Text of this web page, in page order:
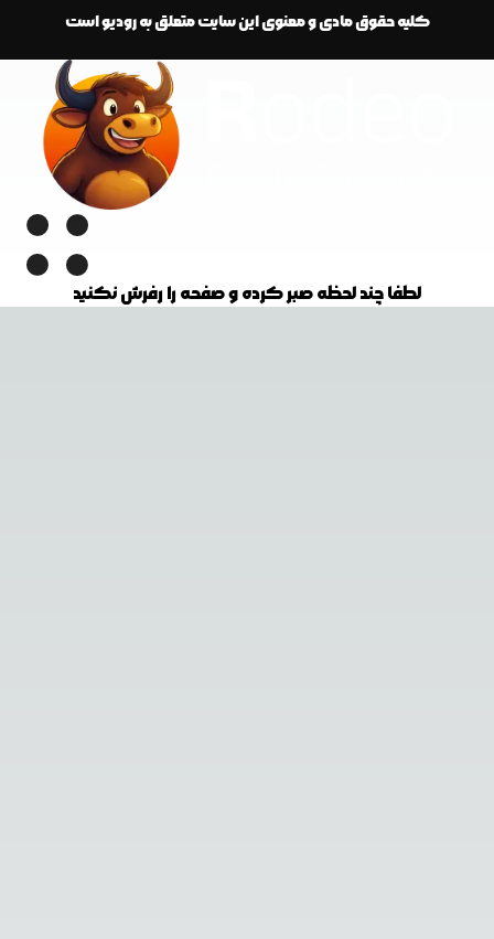
کلیه حقوق مادی و معنوی این سایت متعلق به رودیو است
لطفا چند لحظه صبر کرده و صفحه را رفرش نکنید